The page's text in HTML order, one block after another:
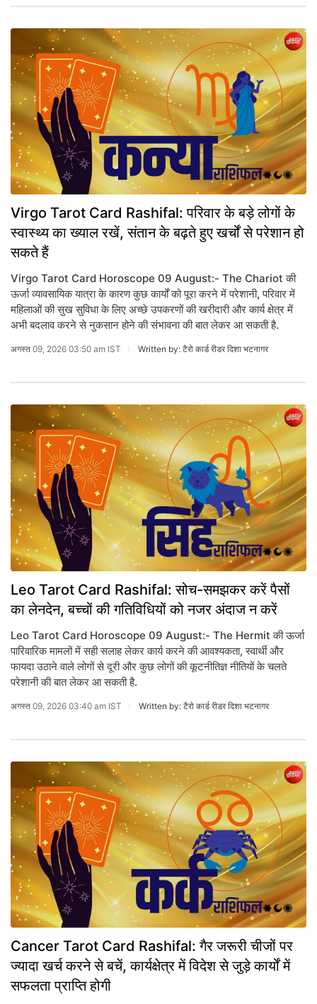
Virgo Tarot Card Rashifal: परिवार के बड़े लोगों के
स्वास्थ्य का ख्याल रखें, संतान के बढ़ते हुए खर्चों से परेशान हो
सकते हैं
Virgo Tarot Card Horoscope 09 August:- The Chariot की
ऊर्जा व्यावसायिक यात्रा के कारण कुछ कार्यों को पूरा करने में परेशानी, परिवार में
महिलाओं की सुख सुविधा के लिए अच्छे उपकरणों की खरीदारी और कार्य क्षेत्र में
अभी बदलाव करने से नुकसान होने की संभावना की बात लेकर आ सकती है.
अगस्त 09, 2026 03:50 am IST Written by: टैरो कार्ड रीडर दिशा भटनागर
Leo Tarot Card Rashifal: सोच-समझकर करें पैसों
का लेनदेन, बच्चों की गतिविधियों को नजर अंदाज न करें
Leo Tarot Card Horoscope 09 August:- The Hermit की ऊर्जा
पारिवारिक मामलों में सही सलाह लेकर कार्य करने की आवश्यकता, स्वार्थी और
फायदा उठाने वाले लोगों से दूरी और कुछ लोगों की कूटनीतिज्ञ नीतियों के चलते
परेशानी की बात लेकर आ सकती है.
अगस्त 09, 2026 03:40 am IST Written by: टैरो कार्ड रीडर दिशा भटनागर
Cancer Tarot Card Rashifal: गैर जरूरी चीजों पर
ज्यादा खर्च करने से बचें, कार्यक्षेत्र में विदेश से जुड़े कार्यों में
सफलता प्राप्ति होगी